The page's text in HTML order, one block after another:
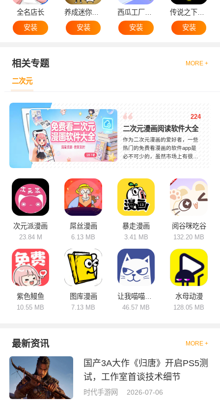
全名店长
安装
安装
安装
安装
相关专题 MORE +
二次元
224
二次元漫画阅读软件大全
作为二次元漫画的爱好者，一些
热门的免费看漫画的软件app是
必不可少的，虽然市场上有很多
以并不是很全，用户需要不断去
切换app进行阅读。今天小编就
整理了一些可以让大家免费观看
海量二次元漫画的阅读软件
app，让大家能够轻轻松松找到
自己喜欢的漫画进行在线观看
哦！
次元派漫画
23.84 M
屌丝漫画
6.13 MB
暴走漫画
3.41 MB
阅谷咪吃谷
132.20 MB
紫色鳗鱼
10.55 MB
图库漫画
7.13 MB
让我喵喵漫画
46.57 MB
水母动漫
128.05 MB
最新资讯 MORE +
国产3A大作《归唐》开启PS5测
试，工作室首谈技术细节
时代手游网 2026-07-06